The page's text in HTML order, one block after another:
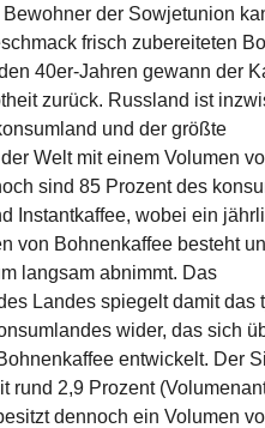
der Sowjetunion
frisch zubereiteten
40er-Jahren gewann der
zurück. Russland ist
und der größte
Welt mit einem Volumen
sind 85 Prozent des
Instantkaffee, wobei ein
von Bohnenkaffee besteht
langsam abnimmt. Das
Landes spiegelt damit das
wider, das sich
entwickelt. Der
rund 2,9 Prozent
dennoch ein Volumen